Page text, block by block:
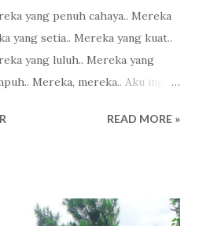
yang penuh cahaya.. Mereka
yang setia.. Mereka yang kuat..
yang luluh.. Mereka yang
Mereka, mereka.. Aku ingin
READ MORE »